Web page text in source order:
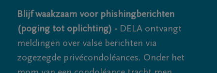
Blijf waakzaam voor phishingberichten
(poging tot oplichting) - DELA ontvangt
meldingen over valse berichten via
zogezegde privécondoléances. Onder het